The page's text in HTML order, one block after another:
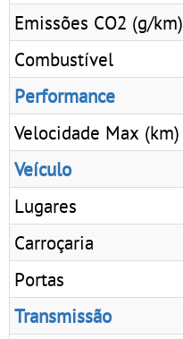
Emissões CO2 (g/km)
Combustível
Performance
Velocidade Max (km)
Veículo
Lugares
Carroçaria
Portas
Transmissão